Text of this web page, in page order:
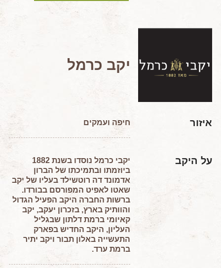
יקב כרמל
איזור חיפה ועמקים
על היקב
יקבי כרמל נוסדו בשנת 1882
ביוזמתו ובתמיכתו של הברון
אדמונד דה רוטשילד בעליו של יקב
שאטו לאפיט המפורסם בבורדו.
ברשות החברה היקב הפעיל הגדול
והוותיק בארץ, בזכרון יעקב, יקב
קאיומי ברמת דלתון שבגליל
העליון, היקב החדיש בפארק
התעשייה באלון תבור ויקב יתיר
ברמת ערד.